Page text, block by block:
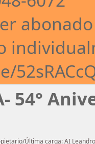
54°
Última carga: AI